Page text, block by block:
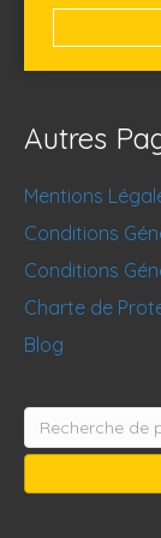
Autres
Mentions
Conditions
Conditions
Charte de
Blog
Recherche
pour :